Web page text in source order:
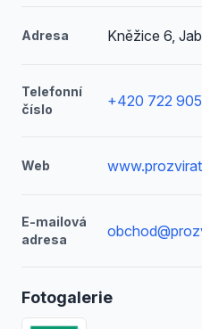
Adresa Kněžice 6,
Telefonní
číslo
+420 722
Web
E-mailová
adresa
Fotogalerie